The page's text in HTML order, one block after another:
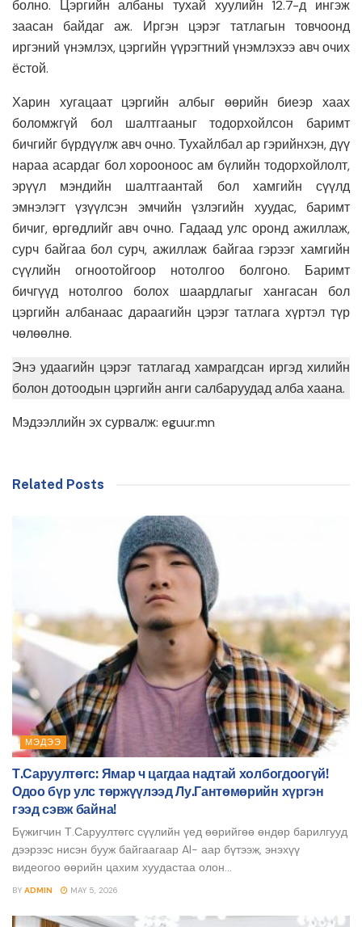
болно. Цэргийн албаны тухай хуулийн 12.7-д ингэж
заасан байдаг аж. Иргэн цэрэг татлагын товчоонд
иргэний үнэмлэх, цэргийн үүрэгтний үнэмлэхээ авч очих
ёстой.
Харин хугацаат цэргийн албыг өөрийн биеэр хаах
боломжгүй бол шалтгааныг тодорхойлсон баримт
бичгийг бүрдүүлж авч очно. Тухайлбал ар гэрийнхэн, дүү
нараа асардаг бол хорооноос ам бүлийн тодорхойлолт,
эрүүл мэндийн шалтгаантай бол хамгийн сүүлд
эмнэлэгт үзүүлсэн эмчийн үзлэгийн хуудас, баримт
бичиг, өргөдлийг авч очно. Гадаад улс оронд ажиллаж,
сурч байгаа бол сурч, ажиллаж байгаа гэрээг хамгийн
сүүлийн огноотойгоор нотолгоо болгоно. Баримт
бичгүүд нотолгоо болох шаардлагыг хангасан бол
цэргийн албанаас дараагийн цэрэг татлага хүртэл түр
чөлөөлнө.
Энэ удаагийн цэрэг татлагад хамрагдсан иргэд хилийн
болон дотоодын цэргийн анги салбаруудад алба хаана.
Мэдээллийн эх сурвалж: eguur.mn
Related Posts
МЭДЭЭ
Т.Саруултөгс: Ямар ч цагдаа надтай холбогдоогүй!
Одоо бүр улс төржүүлээд Лу.Гантөмөрийн хүргэн
гээд сэвж байна!
Бүжигчин Т.Саруултөгс сүүлийн үед өөрийгөө өндөр барилгууд
дээрээс нисэн бууж байгаагаар AI- аар бүтээж, энэхүү
видеогоо өөрийн цахим хуудастаа олон...
BY ADMIN MAY 5, 2026